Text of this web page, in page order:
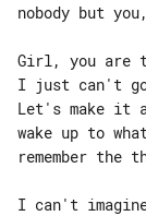
nobody but you,
Girl, you are
I just can't go
Let's make it
wake up to
remember the
I can't